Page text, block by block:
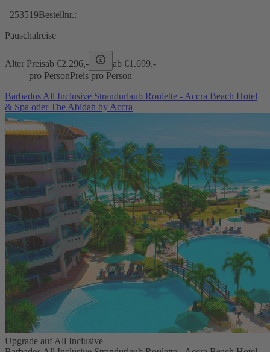
253519Bestellnr.:
Pauschalreise
Alter Preisab €2.296,- ab €1.699,-
pro PersonPreis pro Person
Barbados All Inclusive Strandurlaub Roulette - Accra Beach Hotel
& Spa oder The Abidah by Accra
Upgrade auf All Inclusive